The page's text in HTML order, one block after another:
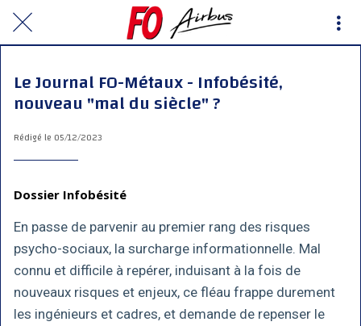
Le Journal FO-Métaux - Infobésité,
nouveau "mal du siècle" ?
Rédigé le 05/12/2023
Dossier Infobésité
En passe de parvenir au premier rang des risques
psycho-sociaux, la surcharge informationnelle. Mal
connu et difficile à repérer, induisant à la fois de
nouveaux risques et enjeux, ce fléau frappe durement
les ingénieurs et cadres, et demande de repenser le